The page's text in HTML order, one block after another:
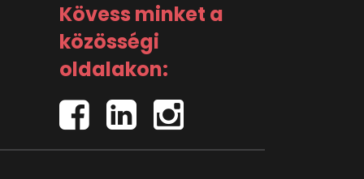
Kövess minket a
közösségi
oldalakon: